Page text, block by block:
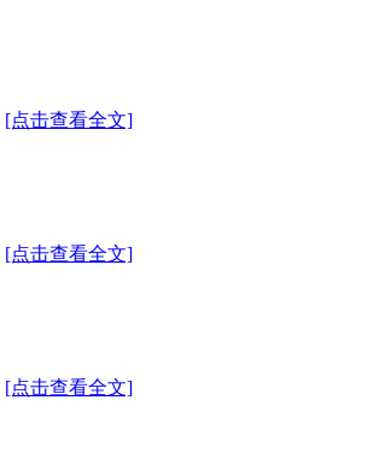
[点击查看全文]
[点击查看全文]
[点击查看全文]